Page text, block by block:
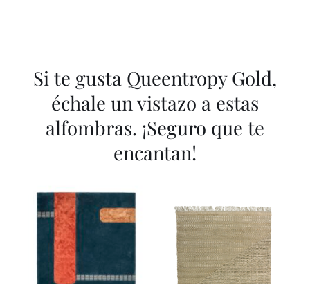
Si te gusta Queentropy Gold,
échale un vistazo a estas
alfombras. ¡Seguro que te
encantan!